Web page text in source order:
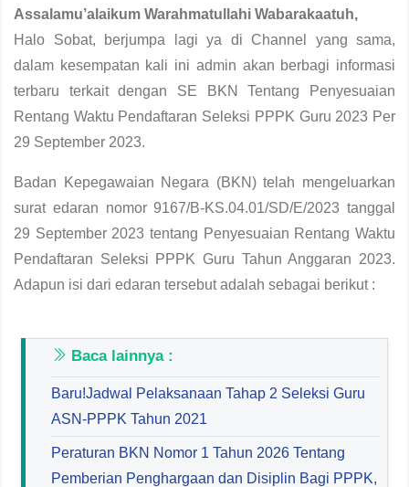
Assalamu’alaikum Warahmatullahi Wabarakaatuh,
Halo Sobat, berjumpa lagi ya di Channel yang sama,
dalam kesempatan kali ini admin akan berbagi informasi
terbaru terkait dengan SE BKN Tentang Penyesuaian
Rentang Waktu Pendaftaran Seleksi PPPK Guru 2023 Per
29 September 2023.
Badan Kepegawaian Negara (BKN) telah mengeluarkan
surat edaran nomor 9167/B-KS.04.01/SD/E/2023 tanggal
29 September 2023 tentang Penyesuaian Rentang Waktu
Pendaftaran Seleksi PPPK Guru Tahun Anggaran 2023.
Adapun isi dari edaran tersebut adalah sebagai berikut :
Baca lainnya :
Baru!Jadwal Pelaksanaan Tahap 2 Seleksi Guru
ASN-PPPK Tahun 2021
Peraturan BKN Nomor 1 Tahun 2026 Tentang
Pemberian Penghargaan dan Disiplin Bagi PPPK,